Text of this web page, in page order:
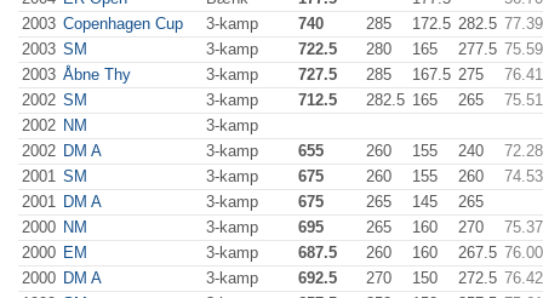
2003 Copenhagen Cup 3-kamp 740 285 172.5 282.5 77.39
2003 SM 3-kamp 722.5 280 165 277.5 75.59
2003 Åbne Thy 3-kamp 727.5 285 167.5 275
76.41
2002 SM 3-kamp 712.5 282.5 165 265
75.51
2002 NM
3-kamp
2002 DM A 3-kamp 655 260 155 240
72.28
2001 SM 3-kamp 675 260 155 260
74.53
2001 DM A 3-kamp 675 265 145
265
2000 NM 3-kamp 695 265 160 270
75.37
2000 EM 3-kamp 687.5 260 160 267.5 76.00
2000 DM A 3-kamp 692.5 270 150 272.5 76.42